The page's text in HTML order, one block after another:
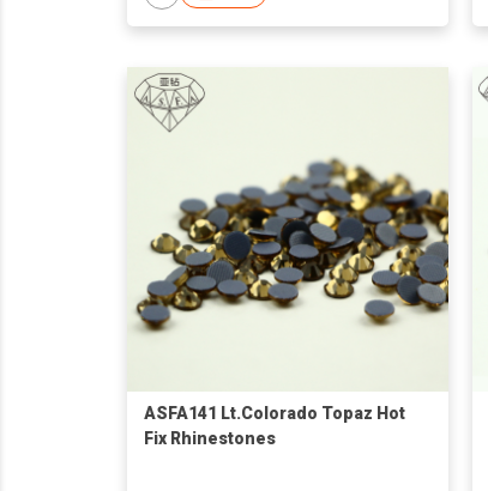
ASFA141 Lt.Colorado Topaz Hot
Fix Rhinestones